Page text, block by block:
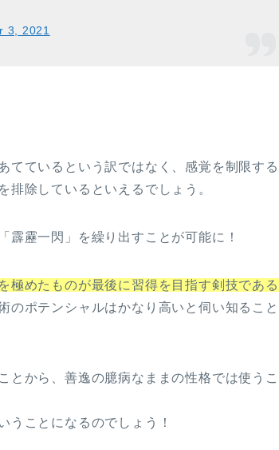
3, 2021
てているという訳ではなく、感覚を制限する
排除しているといえるでしょう。
霹靂一閃」を繰り出すことが可能に！
極めたものが最後に習得を目指す剣技である
のポテンシャルはかなり高いと伺い知ること
とから、善逸の臆病なままの性格では使うこ
うことになるのでしょう！